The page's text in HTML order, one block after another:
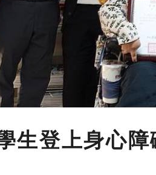
生登上身心